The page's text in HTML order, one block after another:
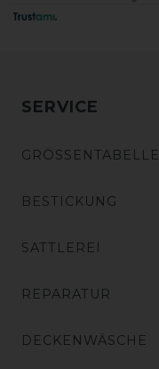
SERVICE
GRÖSSENTABELLE
BESTICKUNG
SATTLEREI
REPARATUR
DECKENWÄSCHE